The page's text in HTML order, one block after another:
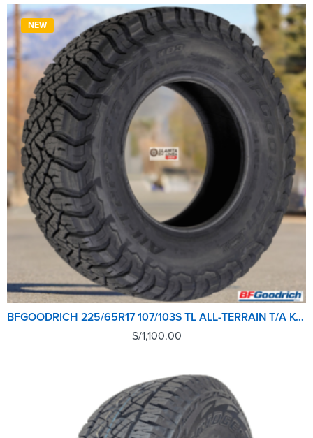
NEW
BFGOODRICH 225/65R17 107/103S TL ALL-TERRAIN T/A KO3
S/1,100.00